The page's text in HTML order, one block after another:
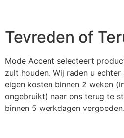
Tevreden of
Mode Accent selecteert
zult houden. Wij raden u
eigen kosten binnen 2 weken
ongebruikt) naar ons terug te
binnen 5 werkdagen vergoeden.